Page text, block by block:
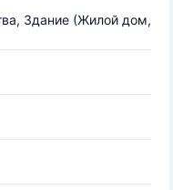
Здание (Жилой дом,